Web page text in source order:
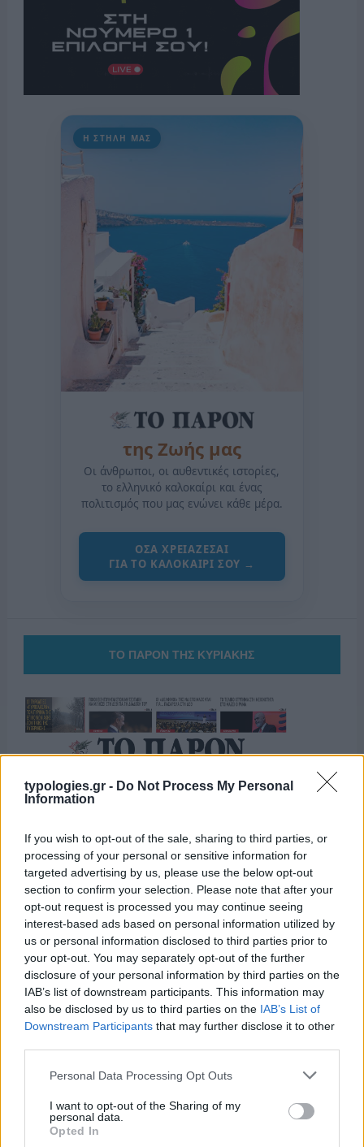
typologies.gr - Do Not Process My Personal
Information
If you wish to opt-out of the sale, sharing to third parties, or
processing of your personal or sensitive information for
targeted advertising by us, please use the below opt-out
section to confirm your selection. Please note that after your
opt-out request is processed you may continue seeing
interest-based ads based on personal information utilized by
us or personal information disclosed to third parties prior to
your opt-out. You may separately opt-out of the further
disclosure of your personal information by third parties on the
IAB’s list of downstream participants. This information may
also be disclosed by us to third parties on the IAB’s List of
Downstream Participants that may further disclose it to other
Please note that this website/app uses one or more Google
not limited to your visit or usage behaviour. You may click to
grant or deny consent to Google and its third-party tags to
use your data for below specified purposes in below Google
Personal Data Processing Opt Outs
I want to opt-out of the Sharing of my
personal data.
Opted In
Η ΣΤΗΛΗ ΜΑΣ
της Ζωής μας
Οι άνθρωποι, οι αυθεντικές ιστορίες,
το ελληνικό καλοκαίρι και ένας
πολιτισμός που μας ενώνει κάθε μέρα.
ΟΣΑ ΧΡΕΙΑΖΕΣΑΙ
ΓΙΑ ΤΟ ΚΑΛΟΚΑΙΡΙ ΣΟΥ →
ΤΟ ΠΑΡΟΝ ΤΗΣ ΚΥΡΙΑΚΗΣ